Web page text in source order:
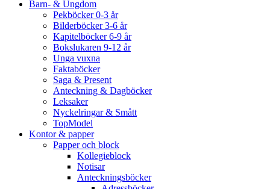
Barn- & Ungdom
Pekböcker 0-3 år
Bilderböcker 3-6 år
Kapitelböcker 6-9 år
Bokslukaren 9-12 år
Unga vuxna
Faktaböcker
Saga & Present
Anteckning & Dagböcker
Leksaker
Nyckelringar & Smått
TopModel
Kontor & papper
Papper och block
Kollegieblock
Notisar
Anteckningsböcker